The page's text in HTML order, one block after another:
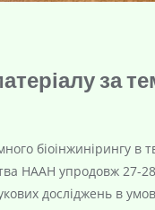
за
біоінжинірингу в
НААН упродовж 27-
досліджень в